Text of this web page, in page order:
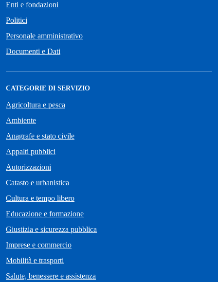
Enti e fondazioni
Politici
Personale amministrativo
Documenti e Dati
CATEGORIE DI SERVIZIO
Agricoltura e pesca
Ambiente
Anagrafe e stato civile
Appalti pubblici
Autorizzazioni
Catasto e urbanistica
Cultura e tempo libero
Educazione e formazione
Giustizia e sicurezza pubblica
Imprese e commercio
Mobilità e trasporti
Salute, benessere e assistenza